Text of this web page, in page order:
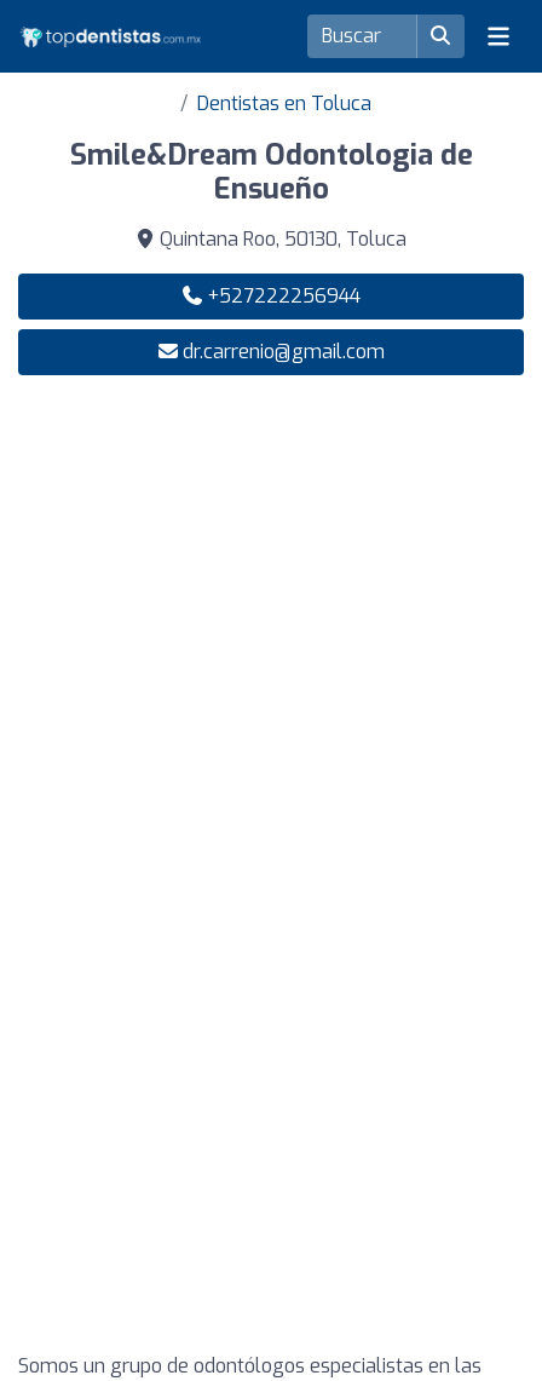
Dentistas en Toluca
Smile&Dream Odontologia de
Ensueño
Quintana Roo, 50130, Toluca
+527222256944
dr.carrenio@gmail.com
Somos un grupo de odontólogos especialistas en las